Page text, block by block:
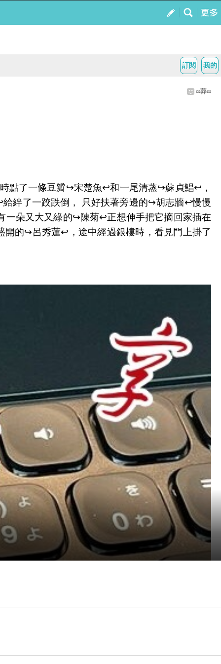
我的
訂閱
∞葬∞
了一條豆瓣↪️宋楚魚↩️和一尾清蒸↪️蘇貞鯧↩️，
絆了一跤跌倒， 只好扶著旁邊的↪️胡志牆↩️慢慢
朵又大又綠的↪️陳菊↩️正想伸手把它摘回家插在
的↪️呂秀蓮↩️，途中經過銀樓時，看見門上掛了